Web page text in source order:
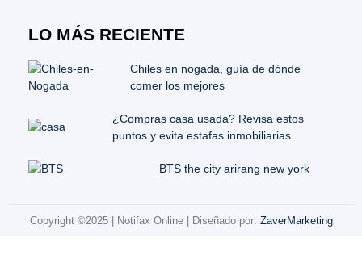
LO MÁS RECIENTE
Chiles en nogada, guía de dónde
comer los mejores
¿Compras casa usada? Revisa estos
puntos y evita estafas inmobiliarias
BTS the city arirang new york
Copyright ©2025 | Notifax Online | Diseñado por: ZaverMarketing